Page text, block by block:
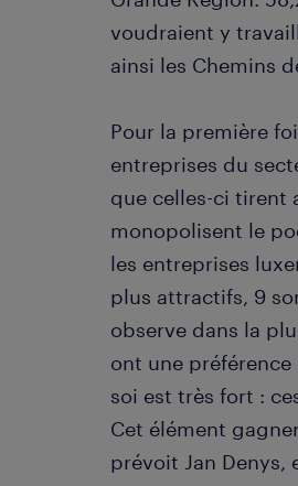
voudraient y
ainsi les Chemins
Pour la première
entreprises du
que celles-ci tirent
monopolisent le
les entreprises
plus attractifs, 9
observe dans la
ont une
soi est très fort :
Cet élément
prévoit Jan Denys,